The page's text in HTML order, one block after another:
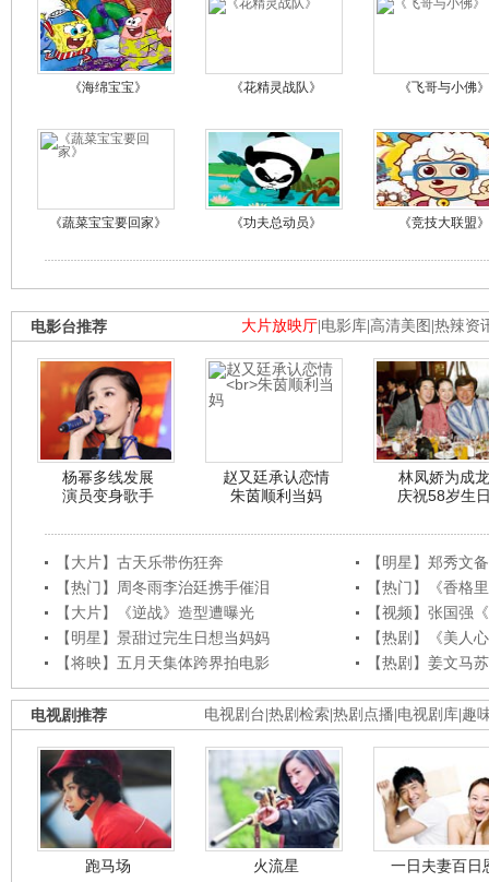
《海绵宝宝》 《花精灵战队》 《飞哥与小佛》
《蔬菜宝宝要回家》 《功夫总动员》 《竞技大联盟》
大片放映厅 电影库 高清美图 热辣资
电影台推荐
杨幂多线发展
演员变身歌手
赵又廷承认恋情
朱茵顺利当妈
林凤娇为成龙
庆祝58岁生
【大片】古天乐带伤狂奔
【明星】郑秀文
【热门】周冬雨李治廷携手催泪
【热门】《香格
【大片】《逆战》造型遭曝光
【视频】张国强
【明星】景甜过完生日想当妈妈
【热剧】《美人
【将映】五月天集体跨界拍电影
【热剧】姜文马
电视剧台 热剧检索 热剧点播 电视剧库 趣
电视剧推荐
跑马场 火流星 一日夫妻百日